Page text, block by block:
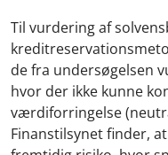
Til vurdering af
de fra undersøgelsen
hvor der ikke kunne
værdiforringelse
Finanstilsynet finder,